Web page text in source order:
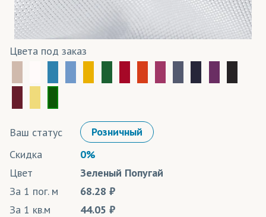
Цвета под заказ
Ваш статус
Розничный
Скидка
0%
Цвет
Зеленый Попугай
За 1 пог. м
68.28
За 1 кв.м
44.05